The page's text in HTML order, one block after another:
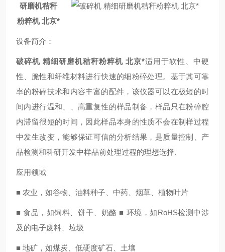
研磨机秸秆
粉粹机 北京*
设备简介 ：
破碎机 精细研磨机秸秆粉粹机 北京*适用于软性、中硬
性、脆性和纤维材料进行快速的细粉碎处理。基于其可靠
率的粉碎技术和内容丰富的配件，该仪器可以在极短的时
间内进行温和、、高重复性的样品制备，样品只在粉碎腔
内滞留很短的时间，因此样品本身的性质不会在制样过程
中发生改变，能够保证可信的分析结果，是质量控制、产
品检测和科研开发中样品前处理过程的理想选择.
应用领域
■ 农业，如谷物、油料种子、中药、烟草、植物叶片
■ 食品，如饲料、饼干、奶酪 ■ 环境，如RoHS检测中涉
及的电子废料、垃圾
■ 地矿，如煤炭、低硬度矿石、土壤